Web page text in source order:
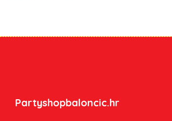
Partyshopbaloncic.hr